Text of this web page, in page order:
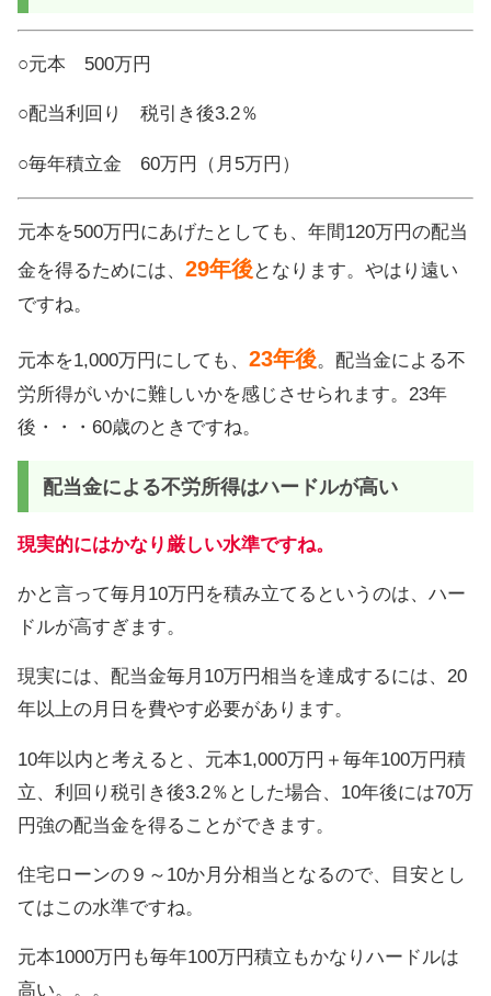
○元本 500万円
○配当利回り 税引き後3.2％
○毎年積立金 60万円（月5万円）
元本を500万円にあげたとしても、年間120万円の配当
金を得るためには、 29年後となります。やはり遠い
ですね。
元本を1,000万円にしても、 23年後。配当金による不
労所得がいかに難しいかを感じさせられます。23年
後・・・60歳のときですね。
配当金による不労所得はハードルが高い
現実的にはかなり厳しい水準ですね。
かと言って毎月10万円を積み立てるというのは、ハー
ドルが高すぎます。
現実には、配当金毎月10万円相当を達成するには、20
年以上の月日を費やす必要があります。
10年以内と考えると、元本1,000万円＋毎年100万円積
立、利回り税引き後3.2％とした場合、10年後には70万
円強の配当金を得ることができます。
住宅ローンの９～10か月分相当となるので、目安とし
てはこの水準ですね。
元本1000万円も毎年100万円積立もかなりハードルは
高い。。。